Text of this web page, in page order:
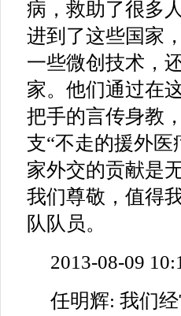
病，救助了很多
进到了这些国家
一些微创技术，
家。他们通过在
把手的言传身教
支“不走的援外
家外交的贡献是
我们尊敬，值得
队队员。
2013-08-09
任明辉: 我们